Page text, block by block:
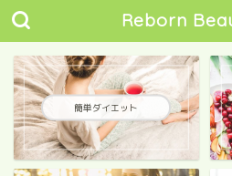
Reborn
簡単ダイエット